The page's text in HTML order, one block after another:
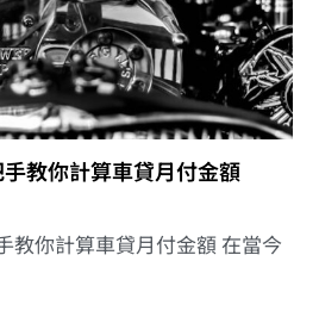
教你計算車貸月付金額
教你計算車貸月付金額 在當今